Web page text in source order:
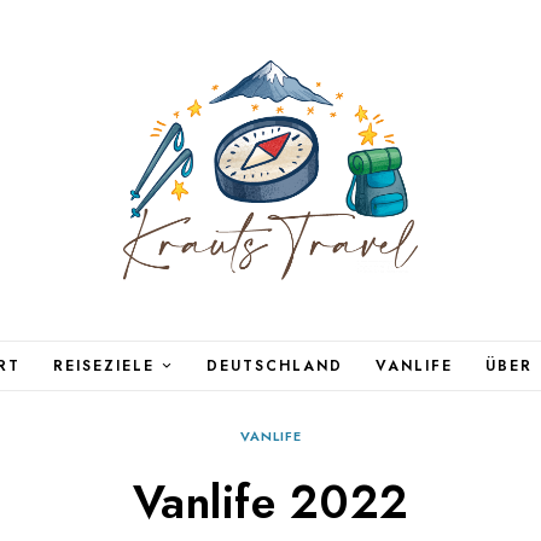
REISEZIELE DEUTSCHLAND VANLIFE ÜBER
VANLIFE
Vanlife 2022